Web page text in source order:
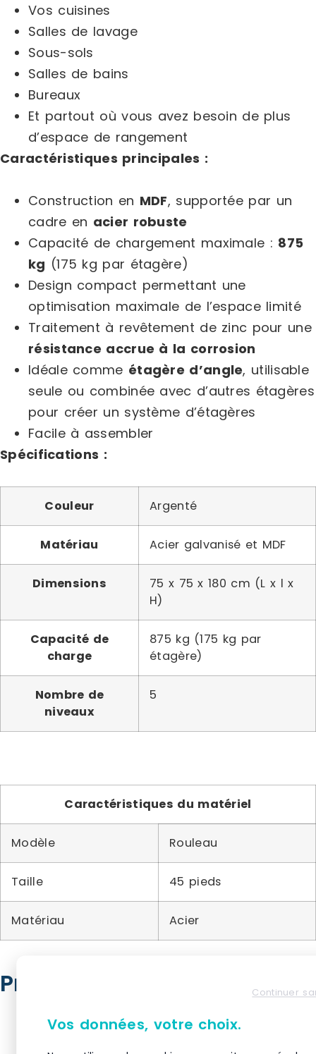
Vos cuisines
Salles de lavage
Sous-sols
Salles de bains
Bureaux
Et partout où vous avez besoin de plus
d’espace de rangement
Caractéristiques principales :
Construction en MDF, supportée par un
cadre en acier robuste
Capacité de chargement maximale : 875
kg (175 kg par étagère)
Design compact permettant une
optimisation maximale de l’espace limité
Traitement à revêtement de zinc pour une
résistance accrue à la corrosion
Idéale comme étagère d’angle, utilisable
seule ou combinée avec d’autres étagères
pour créer un système d’étagères
Facile à assembler
Spécifications :
Couleur Argenté
Matériau Acier galvanisé et MDF
Dimensions
75 x 75 x 180 cm (L x l x
H)
Capacité de
charge
875 kg (175 kg par
étagère)
Nombre de
niveaux
5
Caractéristiques du matériel
Modèle Rouleau
Taille 45 pieds
Matériau Acier
Produits similaires Continuer
Vos données, votre choix.